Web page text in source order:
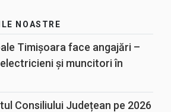
NOASTRE
Timișoara face angajări –
și muncitori în
Consiliului Județean pe 2026